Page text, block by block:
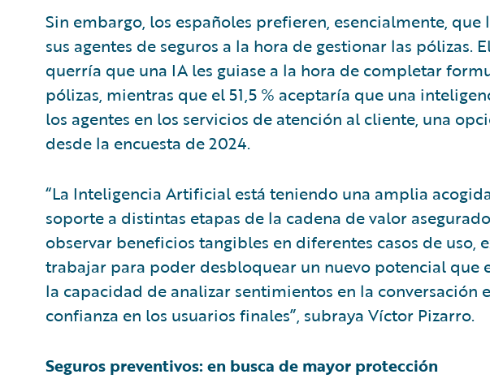
Sin embargo, los españoles prefieren, esencialmente, que
sus agentes de seguros a la hora de gestionar las pólizas.
querría que una IA les guiase a la hora de completar
pólizas, mientras que el 51,5 % aceptaría que una
los agentes en los servicios de atención al cliente, una
desde la encuesta de 2024.
“La Inteligencia Artificial está teniendo una amplia
soporte a distintas etapas de la cadena de valor
observar beneficios tangibles en diferentes casos de uso,
trabajar para poder desbloquear un nuevo potencial que
la capacidad de analizar sentimientos en la
confianza en los usuarios finales”, subraya Víctor Pizarro.
Seguros preventivos: en busca de mayor protección